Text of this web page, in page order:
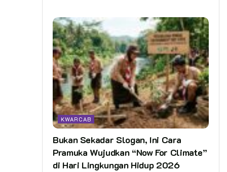
KWARCAB
Bukan Sekadar Slogan, Ini Cara
Pramuka Wujudkan “Now For Climate”
di Hari Lingkungan Hidup 2026